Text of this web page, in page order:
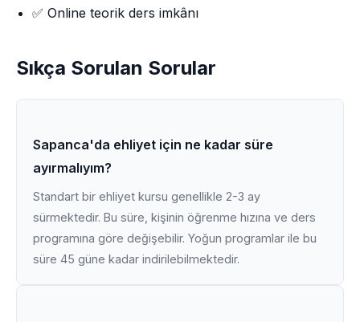
✅ Online teorik ders imkânı
Sıkça Sorulan Sorular
Sapanca'da ehliyet için ne kadar süre
ayırmalıyım?
Standart bir ehliyet kursu genellikle 2-3 ay
sürmektedir. Bu süre, kişinin öğrenme hızına ve ders
programına göre değişebilir. Yoğun programlar ile bu
süre 45 güne kadar indirilebilmektedir.